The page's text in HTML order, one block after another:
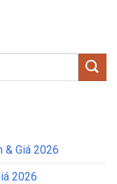
& Giá 2026
2026